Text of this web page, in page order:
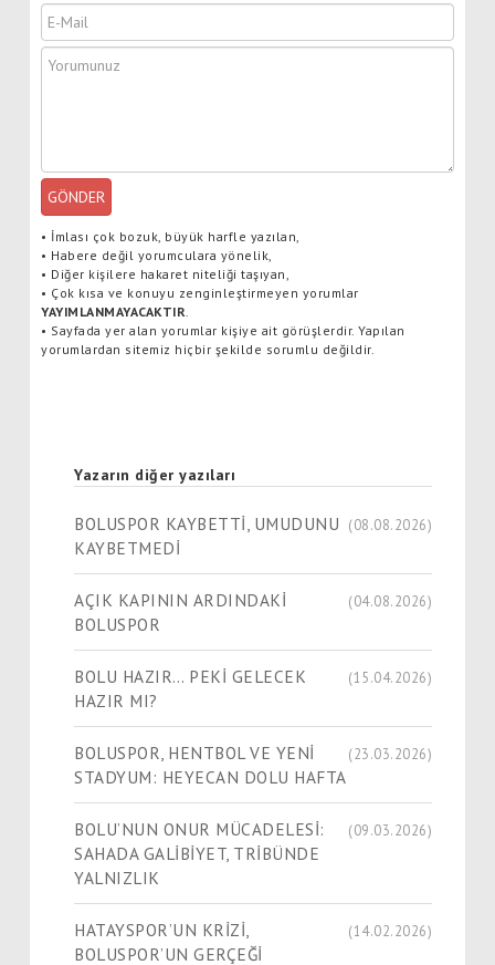
GÖNDER
• İmlası çok bozuk, büyük harfle yazılan,
• Habere değil yorumculara yönelik,
• Diğer kişilere hakaret niteliği taşıyan,
• Çok kısa ve konuyu zenginleştirmeyen yorumlar
YAYIMLANMAYACAKTIR
• Sayfada yer alan yorumlar kişiye ait görüşlerdir. Yapılan
yorumlardan sitemiz hiçbir şekilde sorumlu değildir.
Yazarın diğer yazıları
BOLUSPOR KAYBETTİ, UMUDUNU
KAYBETMEDİ
(08.08.2026)
AÇIK KAPININ ARDINDAKİ
BOLUSPOR
(04.08.2026)
BOLU HAZIR… PEKİ GELECEK
HAZIR MI?
(15.04.2026)
BOLUSPOR, HENTBOL VE YENİ
STADYUM: HEYECAN DOLU HAFTA
(23.03.2026)
BOLU’NUN ONUR MÜCADELESİ:
SAHADA GALİBİYET, TRİBÜNDE
YALNIZLIK
(09.03.2026)
HATAYSPOR’UN KRİZİ,
BOLUSPOR’UN GERÇEĞİ
(14.02.2026)